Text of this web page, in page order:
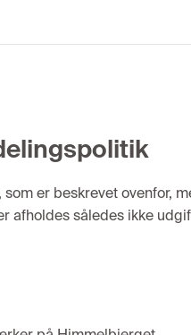
er beskrevet ovenfor,
afholdes således ikke